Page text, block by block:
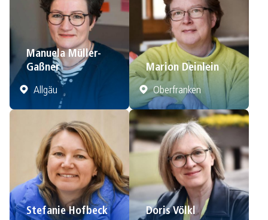
Manuela Müller-
Gaßner
Allgäu
Marion Deinlein
Oberfranken
Stefanie Hofbeck
Doris Völkl